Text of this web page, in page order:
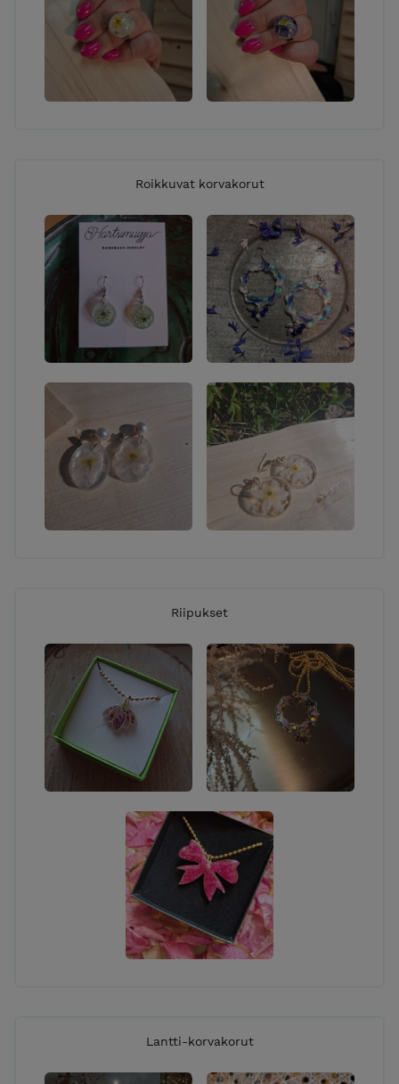
Flower-jewelry can also be made according to your
own wishes. Inside the jewelry you can preserve part
of your own wedding bouquet, a child’s christening
flowers, flowers from grandmother’s garden, or a
Hartsimuijja offers resin-jewelry workshops in the
Pirkanmaa and Satakunta regions.
Hartsimuijja’s jewelry has been awarded the
Avainlippu (“Key Flag”) mark — a sign of Finnish
workmanship and the use of Finnish jewelry
materials.
Roikkuvat korvakorut
Riipukset
Lantti-korvakorut